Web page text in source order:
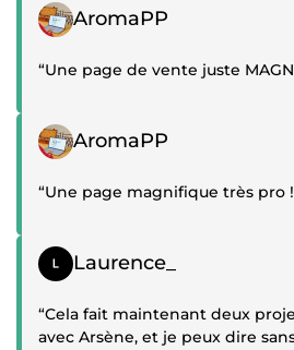
Témoignage positif
AromaPP
“Une page de vente juste
Témoignage positif
AromaPP
“Une page magnifique très pro
Témoignage positif
Laurence_
“Cela fait maintenant deux
avec Arsène, et je peux dire